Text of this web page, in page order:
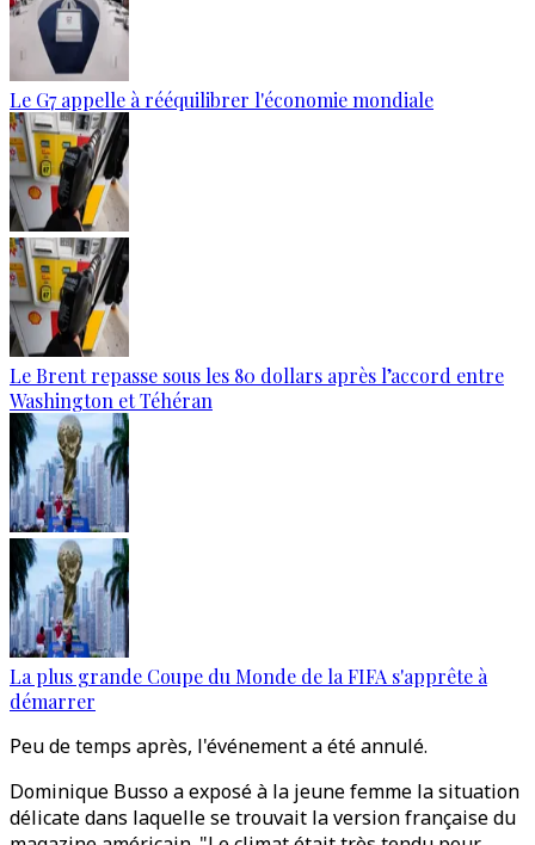
Le G7 appelle à rééquilibrer l'économie mondiale
Le Brent repasse sous les 80 dollars après l’accord entre
Washington et Téhéran
La plus grande Coupe du Monde de la FIFA s'apprête à
démarrer
Peu de temps après, l'événement a été annulé.
Dominique Busso a exposé à la jeune femme la situation
délicate dans laquelle se trouvait la version française du